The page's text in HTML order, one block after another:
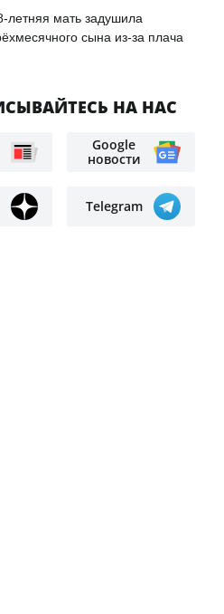
летняя мать задушила
сына из-за плача
НА НАС
Google
новости
Telegram